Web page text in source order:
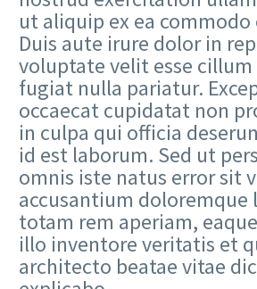
ut aliquip ex ea commodo
Duis aute irure dolor in
voluptate velit esse cillum
fugiat nulla pariatur.
occaecat cupidatat non
in culpa qui officia
id est laborum. Sed ut
omnis iste natus error sit
accusantium doloremque
totam rem aperiam,
illo inventore veritatis et
architecto beatae vitae